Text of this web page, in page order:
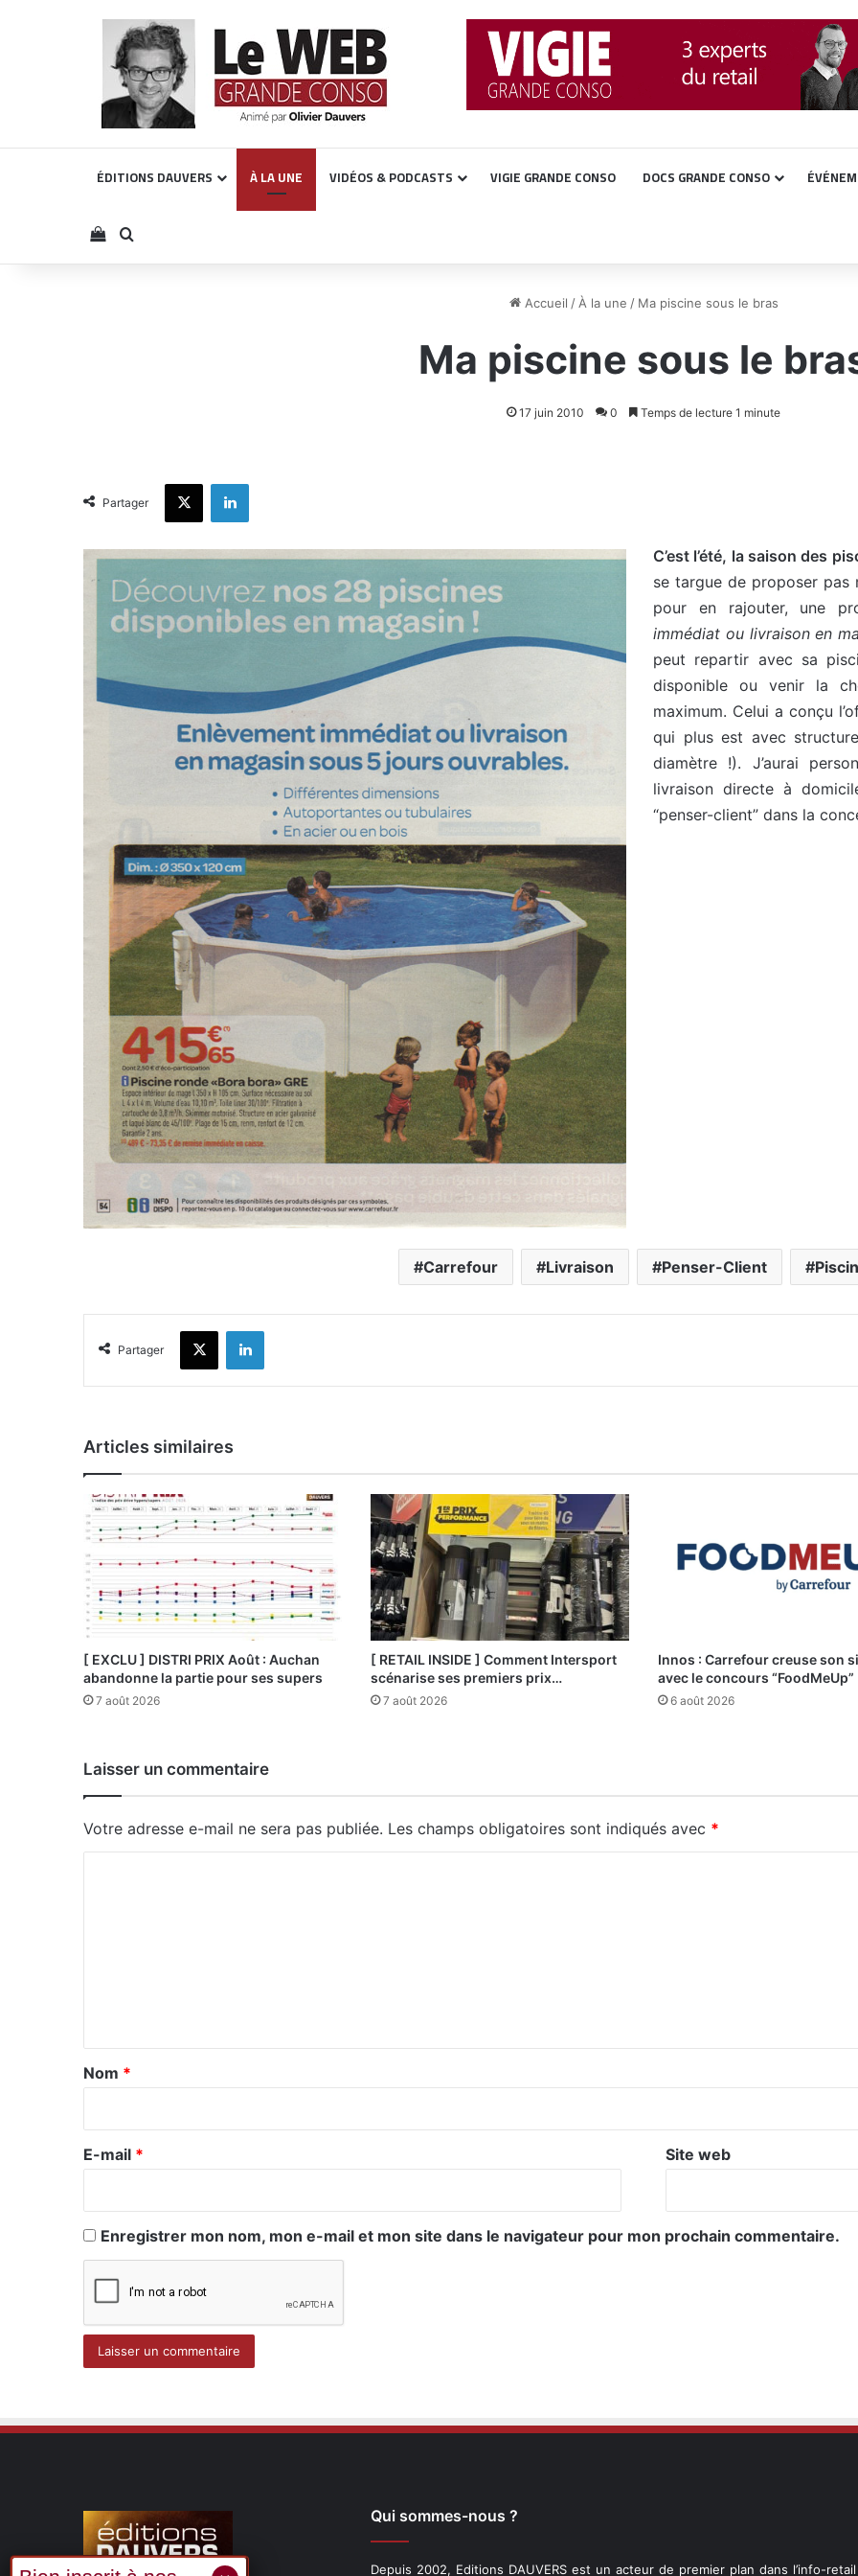
ÉDITIONS DAUVERS À LA UNE VIDÉOS & PODCASTS VIGIE GRANDE CONSO DOCS GRANDE CONSO
Voir votre panier
Rechercher
Accueil / À la une / Ma piscine sous le bras
Ma piscine sous le
17 juin 2010 0 Temps de lecture 1 minute
Partager
X Linkedin
C’est l’été, la saison des
se targue de proposer pas
pour en rajouter, une
immédiat ou livraison en
peut repartir avec sa
disponible ou venir la
maximum. Celui a conçu
qui plus est avec
diamètre !). J’aurai
livraison directe à
“penser-client” dans la
Carrefour Livraison Penser-Client
Partager
X Linkedin
Articles similaires
[ EXCLU ] DISTRI PRIX Août : Auchan
abandonne la partie pour ses supers
7 août 2026
[ RETAIL INSIDE ] Comment Intersport
scénarise ses premiers prix…
7 août 2026
Innos : Carrefour creuse son
avec le concours “FoodMeUp”
6 août 2026
Laisser un commentaire
Votre adresse e-mail ne sera pas publiée. Les champs obligatoires sont indiqués avec *
a
e
Nom *
E-mail * Site web
Enregistrer mon nom, mon e-mail et mon site dans le navigateur pour mon prochain commentaire.
Qui sommes-nous ?
Depuis 2002, Editions DAUVERS est un acteur de premier plan dans l’info-